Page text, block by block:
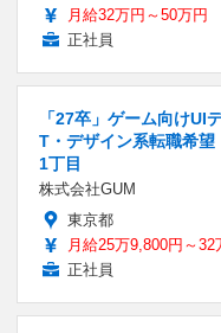
月給32万円～50万円
正社員
「27卒」ゲーム向けUI
T・デザイン系転職希
1丁目
株式会社GUM
東京都
月給25万9,800円～32
正社員